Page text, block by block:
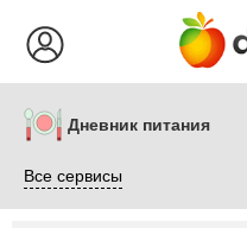
Дневник питания
Все сервисы